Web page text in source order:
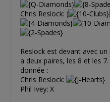
Chris Reslock: (
Reslock est devant avec
a deux paires, les 8 et les
donnée :
Chris Reslock:
Phil Ivey: X